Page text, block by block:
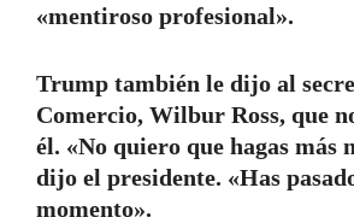
«mentiroso profesional».
Trump también le dijo al
Comercio, Wilbur Ross, que
él. «No quiero que hagas más
dijo el presidente. «Has
momento».